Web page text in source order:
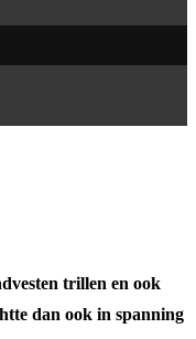
trillen en ook
dan ook in spanning